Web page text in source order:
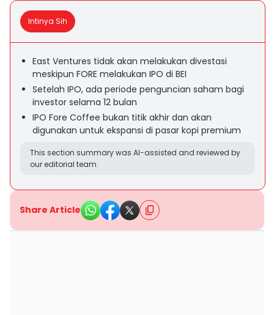
Intinya Sih
East Ventures tidak akan melakukan divestasi
meskipun FORE melakukan IPO di BEI
Setelah IPO, ada periode penguncian saham bagi
investor selama 12 bulan
IPO Fore Coffee bukan titik akhir dan akan
digunakan untuk ekspansi di pasar kopi premium
This section summary was AI-assisted and reviewed by
our editorial team.
Share Article